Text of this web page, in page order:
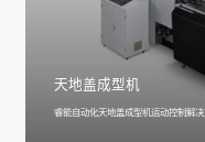
天地盖成型机
睿能自动化天地盖成型机运动控制解